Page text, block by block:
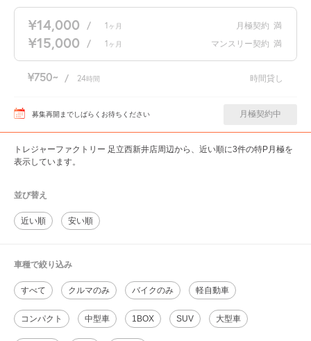
¥14,000 / 1 ヶ月 月極契約 満
¥15,000 / 1 ヶ月 マンスリー契約 満
¥750 / 24時間 時間貸し
募集再開までしばらくお待ちください 月極契約中
トレジャーファクトリー 足立西新井店周辺から、近い順に3件の特P月極を
表示しています。
並び替え
近い順 安い順
車種で絞り込み
すべて クルマのみ バイクのみ 軽自動車
コンパクト 中型車 1BOX SUV 大型車